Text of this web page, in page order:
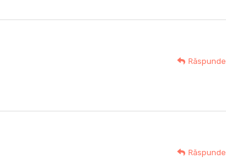
Răspunde
Răspunde